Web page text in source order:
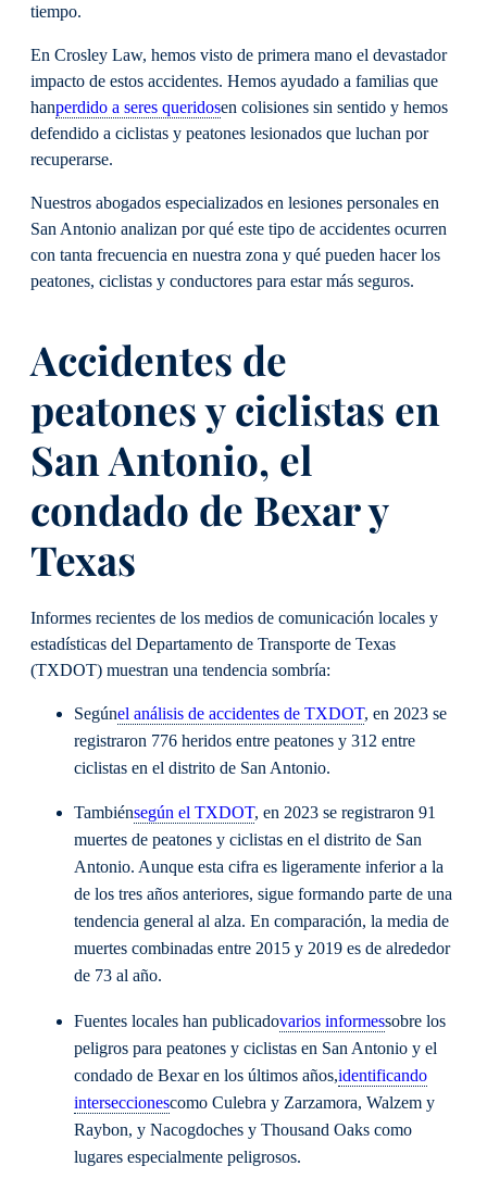
tiempo.
En Crosley Law, hemos visto de primera mano el devastador
impacto de estos accidentes. Hemos ayudado a familias que
hanperdido a seres queridosen colisiones sin sentido y hemos
defendido a ciclistas y peatones lesionados que luchan por
recuperarse.
Nuestros abogados especializados en lesiones personales en
San Antonio analizan por qué este tipo de accidentes ocurren
con tanta frecuencia en nuestra zona y qué pueden hacer los
peatones, ciclistas y conductores para estar más seguros.
Accidentes de
peatones y ciclistas en
San Antonio, el
condado de Bexar y
Texas
Informes recientes de los medios de comunicación locales y
estadísticas del Departamento de Transporte de Texas
(TXDOT) muestran una tendencia sombría:
Segúnel análisis de accidentes de TXDOT, en 2023 se
registraron 776 heridos entre peatones y 312 entre
ciclistas en el distrito de San Antonio.
Tambiénsegún el TXDOT, en 2023 se registraron 91
muertes de peatones y ciclistas en el distrito de San
Antonio. Aunque esta cifra es ligeramente inferior a la
de los tres años anteriores, sigue formando parte de una
tendencia general al alza. En comparación, la media de
muertes combinadas entre 2015 y 2019 es de alrededor
de 73 al año.
Fuentes locales han publicadovarios informessobre los
peligros para peatones y ciclistas en San Antonio y el
condado de Bexar en los últimos años,identificando
interseccionescomo Culebra y Zarzamora, Walzem y
Raybon, y Nacogdoches y Thousand Oaks como
lugares especialmente peligrosos.